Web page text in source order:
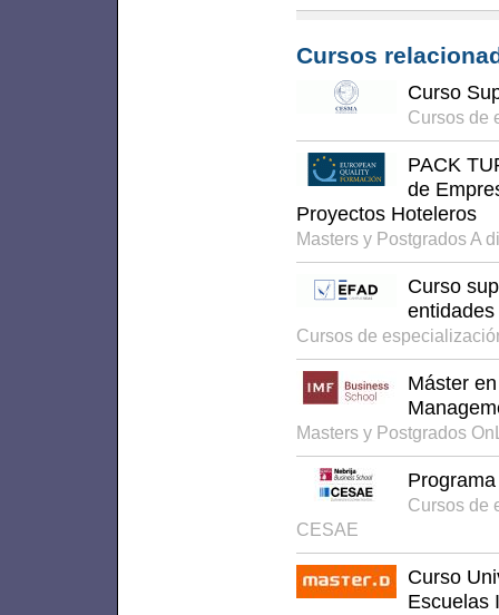
Cursos
Curso
Cursos de
PACK
de
Proyectos Hoteleros
Masters y Postgrados A
Curso
Cursos de
Máster
Masters y Postgrados
Cursos de
CESAE
Curso
Escuelas